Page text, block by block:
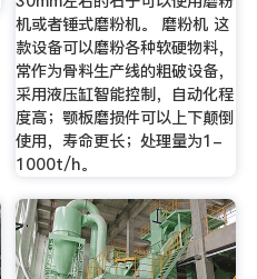
机或者锤式磨粉机。 磨粉机 这
款设备可以磨粉各种软硬物料，
常作为骨料生产线的粗破设备，
采用液压缸智能控制，自动化程
度高；颚板磨损件可以上下颠倒
使用，寿命更长；处理量为1-
1000t/h。